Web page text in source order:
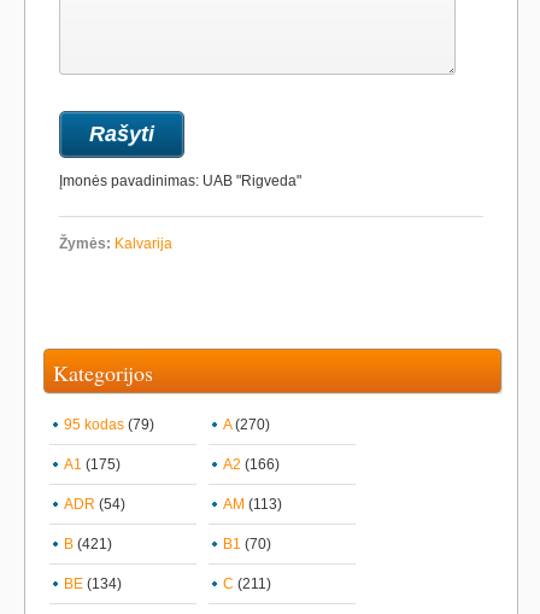
Įmonės pavadinimas: UAB "Rigveda"
Žymės: Kalvarija
Kategorijos
95 kodas (79) A(270)
A1 (175) A2 (166)
ADR (54) AM (113)
B (421) B1 (70)
BE (134) C (211)